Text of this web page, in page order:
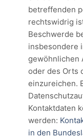
betreffenden
rechtswidrig
Beschwerde
insbesondere
gewöhnlichen
oder des Orts
einzureichen.
Kontaktdaten
werden:
in den